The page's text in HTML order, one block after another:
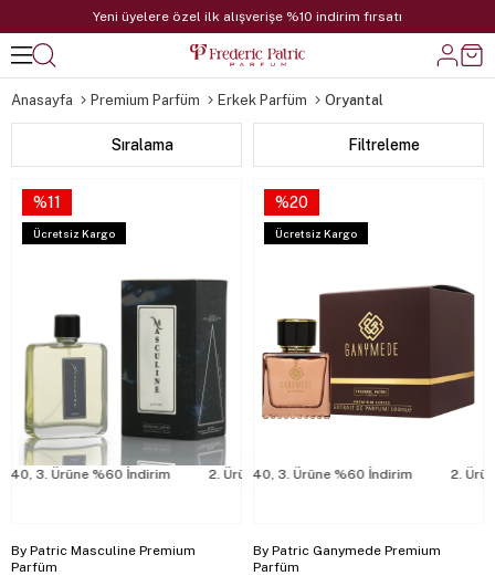
Yeni üyelere özel ilk alışverişe %10 indirim fırsatı
Anasayfa Premium Parfüm Erkek Parfüm Oryantal
Filtreleme
Sıralama
By Patric Masculine Premium
Parfüm
3. Ürüne %60 İndirim 2. Ürüne %40, 3. Ürüne %60 İndirim
%11
Ücretsiz Kargo
By Patric Ganymede Premium
Parfüm
2. Ürüne %40, 3. Ürüne %60 İndirim 2.
%20
Ücretsiz Kargo